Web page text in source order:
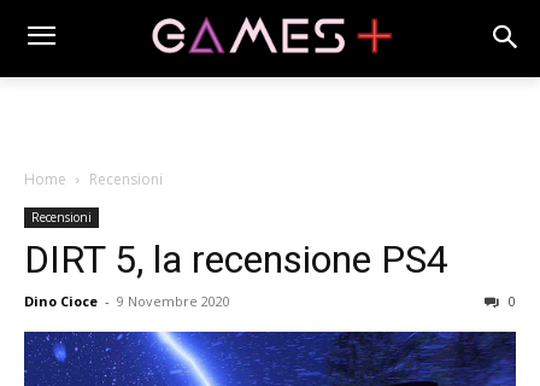
Home Recensioni
Recensioni
DIRT 5, la recensione PS4
Dino Cioce - 9 Novembre 2020 0